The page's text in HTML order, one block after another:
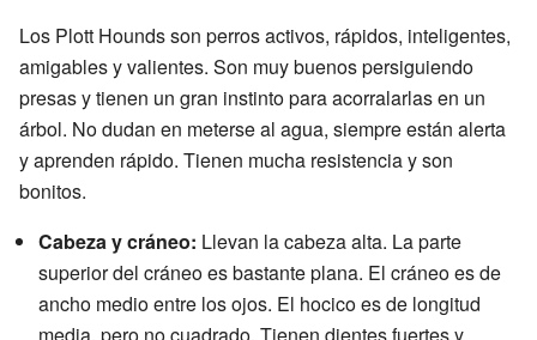
Los Plott Hounds son perros activos, rápidos, inteligentes,
amigables y valientes. Son muy buenos persiguiendo
presas y tienen un gran instinto para acorralarlas en un
árbol. No dudan en meterse al agua, siempre están alerta
y aprenden rápido. Tienen mucha resistencia y son
bonitos.
Cabeza y cráneo: Llevan la cabeza alta. La parte
superior del cráneo es bastante plana. El cráneo es de
ancho medio entre los ojos. El hocico es de longitud